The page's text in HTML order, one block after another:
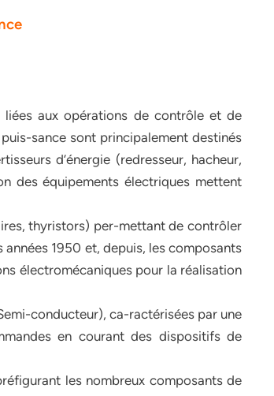
liées aux opérations de contrôle et de
sance sont principalement destinés
d’énergie (redresseur, hacheur,
des équipements électriques mettent
thyristors) per-mettant de contrôler
1950 et, depuis, les composants
électromécaniques pour la réalisation
conducteur), ca-ractérisées par une
en courant des dispositifs de
les nombreux composants de